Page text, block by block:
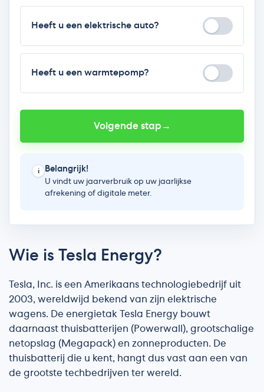
Wie is Tesla Energy?
Tesla, Inc. is een Amerikaans technologiebedrijf uit
2003, wereldwijd bekend van zijn elektrische
wagens. De energietak Tesla Energy bouwt
daarnaast thuisbatterijen (Powerwall), grootschalige
netopslag (Megapack) en zonneproducten. De
thuisbatterij die u kent, hangt dus vast aan een van
de grootste techbedrijven ter wereld.